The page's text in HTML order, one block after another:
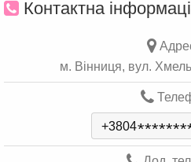
Контактна
м. Вінниця, вул.
+3804*******